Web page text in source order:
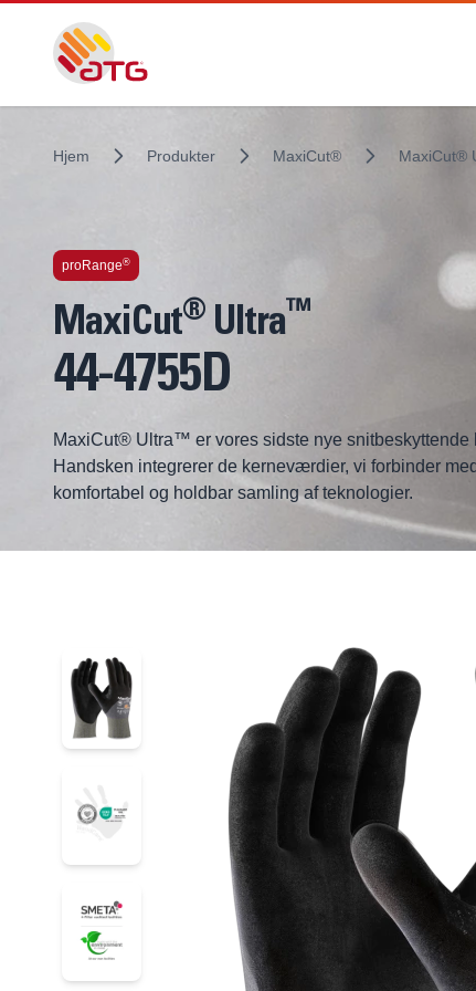
Hjem Produkter MaxiCut® MaxiCut®
proRange®
MaxiCut®Ultra™
44-4755D
MaxiCut® Ultra™ er vores sidste nye snitbeskyttende
Handsken integrerer de kerneværdier, vi forbinder
komfortabel og holdbar samling af teknologier.
Indbygget teknologi
44-4755D
44-4755D